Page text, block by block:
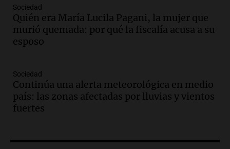
ayuda por problemas de fertilidad y la
ostentación de millonarios
Amamos Argentina
Episodios
avanza con testimonios clave sobre el
accidente en Villa Dolores
Panorama Federal
tributo todos los jueves
Sociedad
Quién era María Lucila Pagani, la mujer que
murió quemada: por qué la fiscalía acusa a su
esposo
Sociedad
Continúa una alerta meteorológica en medio
país: las zonas afectadas por lluvias y vientos
fuertes